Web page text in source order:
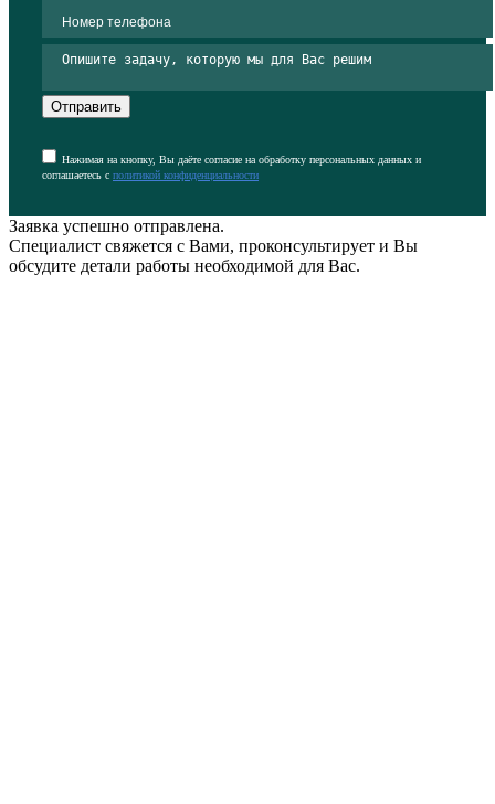
Отправить
Нажимая на кнопку, Вы даёте согласие на обработку персональных данных и
соглашаетесь с политикой конфиденциальности
Заявка успешно отправлена.
Специалист свяжется с Вами, проконсультирует и Вы
обсудите детали работы необходимой для Вас.